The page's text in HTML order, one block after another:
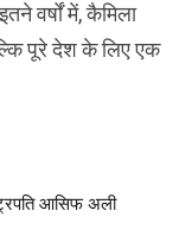
वर्षों में, कैमिला
पूरे देश के लिए एक
आसिफ अली